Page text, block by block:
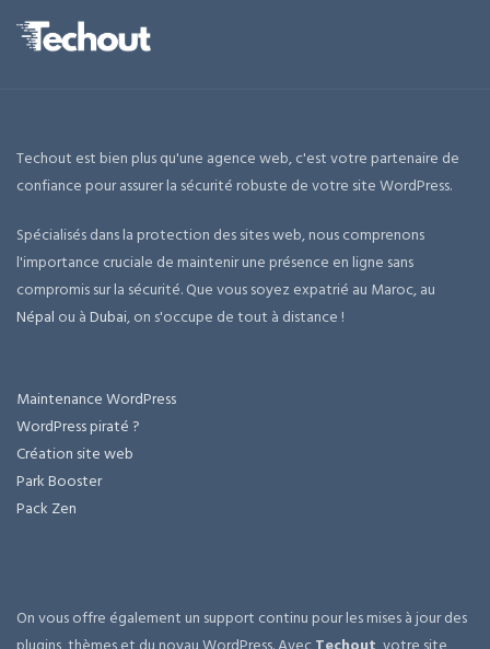
Techout est bien plus qu'une agence web, c'est votre partenaire de
confiance pour assurer la sécurité robuste de votre site WordPress.
Spécialisés dans la protection des sites web, nous comprenons
l'importance cruciale de maintenir une présence en ligne sans
compromis sur la sécurité. Que vous soyez expatrié au Maroc, au
Népal ou àDubai, on s'occupe de tout à distance !
Maintenance WordPress
WordPress piraté ?
Création site web
Park Booster
Pack Zen
On vous offre également un support continu pour les mises à jour des